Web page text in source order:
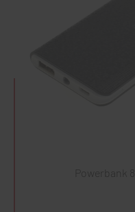
Powerbank